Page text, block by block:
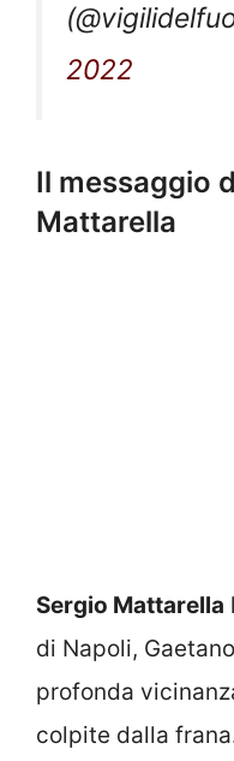
2022
Il messaggio
Mattarella
Sergio Mattarella
di Napoli,
profonda
colpite dalla